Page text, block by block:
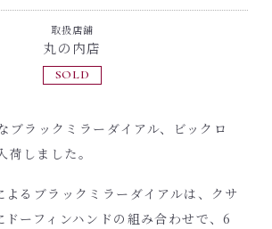
取扱店舗
丸の内店
SOLD
ブラックミラーダイアル、ビックロ
しました。
るブラックミラーダイアルは、クサ
ドーフィンハンドの組み合わせで、6